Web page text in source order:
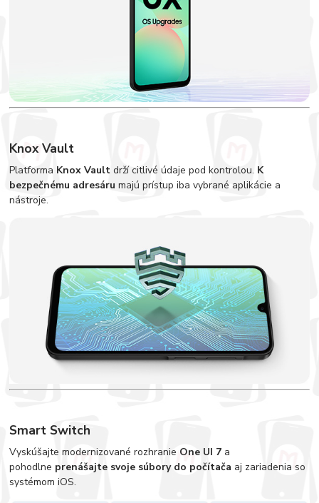
Knox Vault
Platforma Knox Vault drží citlivé údaje pod kontrolou. K
bezpečnému adresáru majú prístup iba vybrané aplikácie a
nástroje.
Smart Switch
Vyskúšajte modernizované rozhranie One UI 7 a
pohodlne prenášajte svoje súbory do počítača aj zariadenia so
systémom iOS.